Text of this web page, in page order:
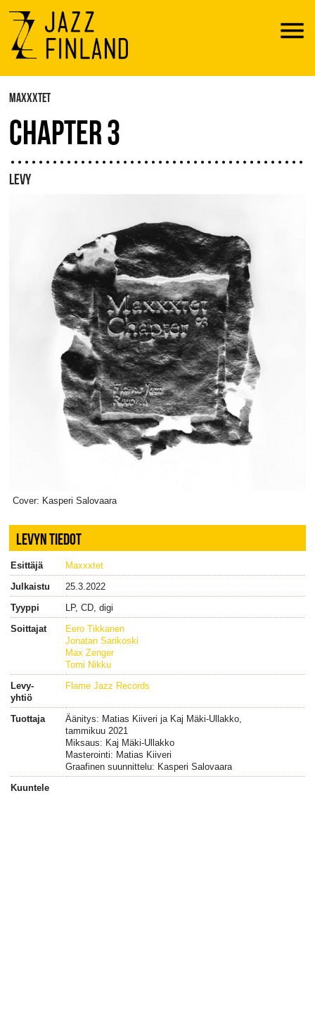
Menu
MAXXXTET
CHAPTER 3
LEVY
Cover: Kasperi Salovaara
LEVYN TIEDOT
Esittäjä
Maxxxtet
Julkaistu
25.3.2022
Tyyppi
LP, CD, digi
Soittajat
Eero Tikkanen
Jonatan Sarikoski
Max Zenger
Tomi Nikku
Levy-
yhtiö
Flame Jazz Records
Tuottaja
Äänitys: Matias Kiiveri ja Kaj Mäki-Ullakko,
tammikuu 2021
Miksaus: Kaj Mäki-Ullakko
Masterointi: Matias Kiiveri
Graafinen suunnittelu: Kasperi Salovaara
Kuuntele